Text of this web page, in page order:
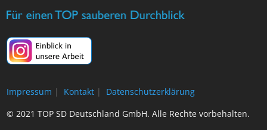
Impressum | Kontakt |
Datenschutzerklärung
© 2021 TOP SD Deutschland GmbH. Alle Rechte vorbehalten.